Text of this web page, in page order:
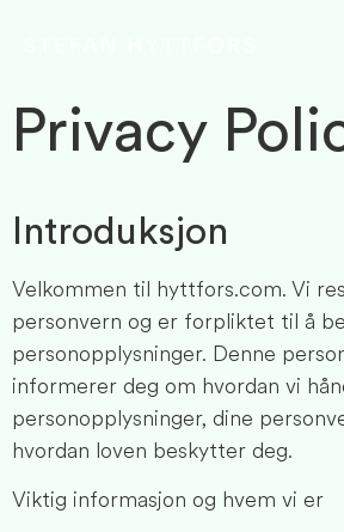
Privacy
Introduksjon
Velkommen til hyttfors.com. Vi
personvern og er forpliktet til å
personopplysninger. Denne
informerer deg om hvordan vi
personopplysninger, dine
hvordan loven beskytter deg.
Viktig informasjon og hvem vi er